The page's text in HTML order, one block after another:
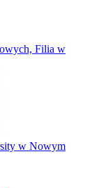
Filia w
w Nowym